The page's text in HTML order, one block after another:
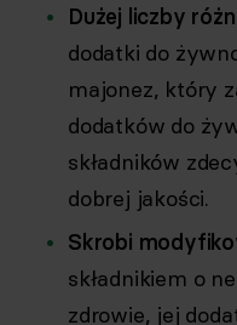
Dużej liczby
dodatki do
majonez, który
dodatków do
składników
dobrej jakości.
Skrobi
składnikiem o
zdrowie, jej